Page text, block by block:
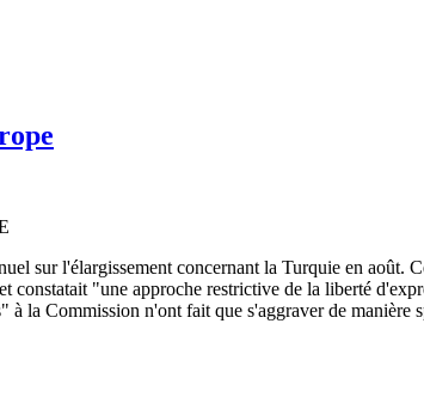
sur l'élargissement concernant la Turquie en août.
constatait "une approche restrictive de la liberté
la Commission n'ont fait que s'aggraver de manière